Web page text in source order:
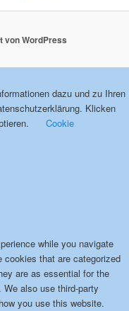
von WordPress
dazu und zu Ihren
Klicken
Cookie
while you navigate
that are categorized
are as essential for the
also use third-party
you use this website.